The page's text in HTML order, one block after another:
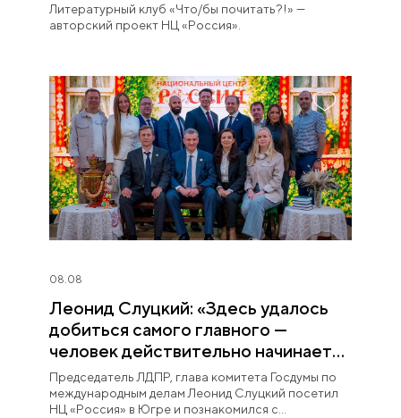
Литературный клуб «Что/бы почитать?!» —
авторский проект НЦ «Россия».
08.08
Леонид Слуцкий: «Здесь удалось
добиться самого главного —
человек действительно начинает
любить Югру»
Председатель ЛДПР, глава комитета Госдумы по
международным делам Леонид Слуцкий посетил
НЦ «Россия» в Югре и познакомился с